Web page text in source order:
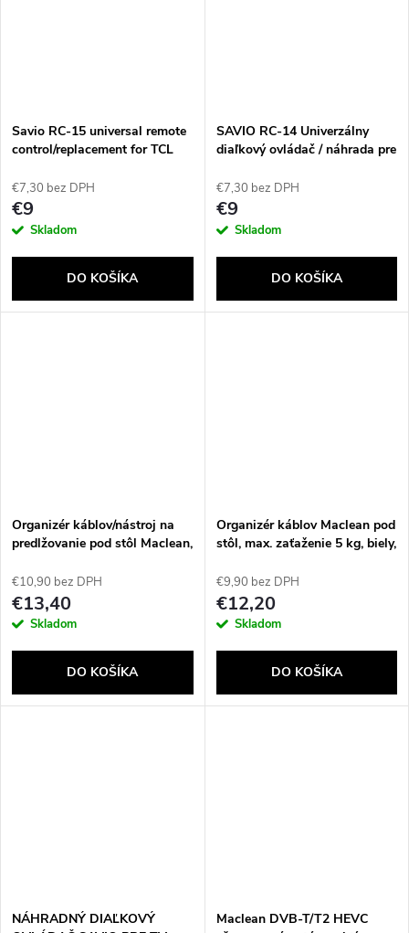
Savio RC-15 universal remote
control/replacement for TCL
IR Wireless Tlačidlá
€7,30 bez DPH
€9
Skladom
DO KOŠÍKA
SAVIO RC-14 Univerzálny
diaľkový ovládač / náhrada pre
€7,30 bez DPH
€9
Skladom
DO KOŠÍKA
Organizér káblov/nástroj na
predlžovanie pod stôl Maclean,
106 W
€10,90 bez DPH
€13,40
Skladom
DO KOŠÍKA
Organizér káblov Maclean pod
stôl, max. zaťaženie 5 kg, biely,
€9,90 bez DPH
€12,20
Skladom
DO KOŠÍKA
NÁHRADNÝ DIAĽKOVÝ
Maclean DVB-T/T2 HEVC